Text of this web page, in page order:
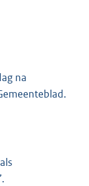
na